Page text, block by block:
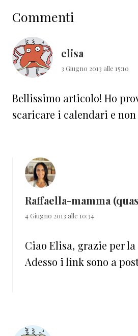
del
lettore
Commenti
elisa
3 Giugno 2013 alle 15:10
Bellissimo articolo! Ho
scaricare i calendari e
Raffaella-mamma
4 Giugno 2013 alle 10:34
Ciao Elisa, grazie per
Adesso i link sono a